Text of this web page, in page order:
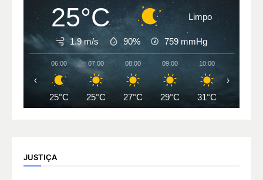
25°C Limpo
1.9 m/s 90% 759 mmHg
06:00
25°C
07:00
25°C
08:00
27°C
09:00
29°C
10:00
31°C
‹ ›
JUSTIÇA